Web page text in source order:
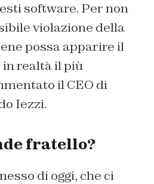
software. Per non
violazione della
possa apparire il
realtà il più
il CEO di
Iezzi.
fratello?
di oggi, che ci